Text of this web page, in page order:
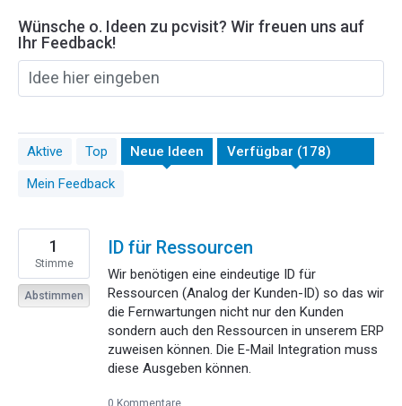
Wünsche o. Ideen zu pcvisit? Wir freuen uns auf
Ihr Feedback!
Idee hier eingeben
Aktive Top Neue Ideen
Mein Feedback
178
gefundene
ID für Ressourcen
Wir benötigen eine eindeutige ID für
Ressourcen (Analog der Kunden-ID) so das wir
die Fernwartungen nicht nur den Kunden
sondern auch den Ressourcen in unserem ERP
zuweisen können. Die E-Mail Integration muss
diese Ausgeben können.
1
Stimme
Abstimmen
0 Kommentare